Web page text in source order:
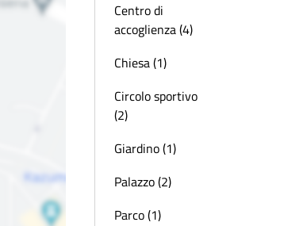
Centro di
accoglienza (4)
Chiesa (1)
Circolo sportivo
(2)
Giardino (1)
Palazzo (2)
Parco (1)